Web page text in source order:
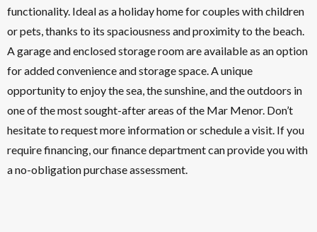
functionality. Ideal as a holiday home for couples with children
or pets, thanks to its spaciousness and proximity to the beach.
A garage and enclosed storage room are available as an option
for added convenience and storage space. A unique
opportunity to enjoy the sea, the sunshine, and the outdoors in
one of the most sought-after areas of the Mar Menor. Don’t
hesitate to request more information or schedule a visit. If you
require financing, our finance department can provide you with
a no-obligation purchase assessment.